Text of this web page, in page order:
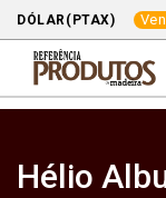
DÓLAR(PTAX)
content
Hélio